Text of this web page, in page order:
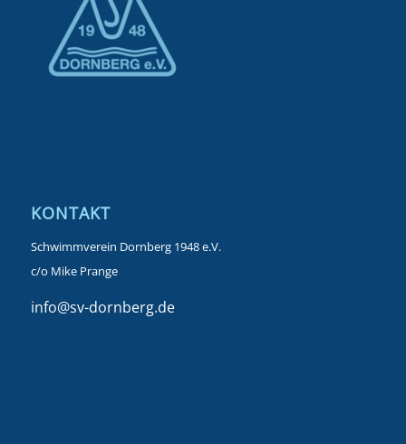
KONTAKT
Schwimmverein Dornberg 1948 e.V.
c/o Mike Prange
info@sv-dornberg.de